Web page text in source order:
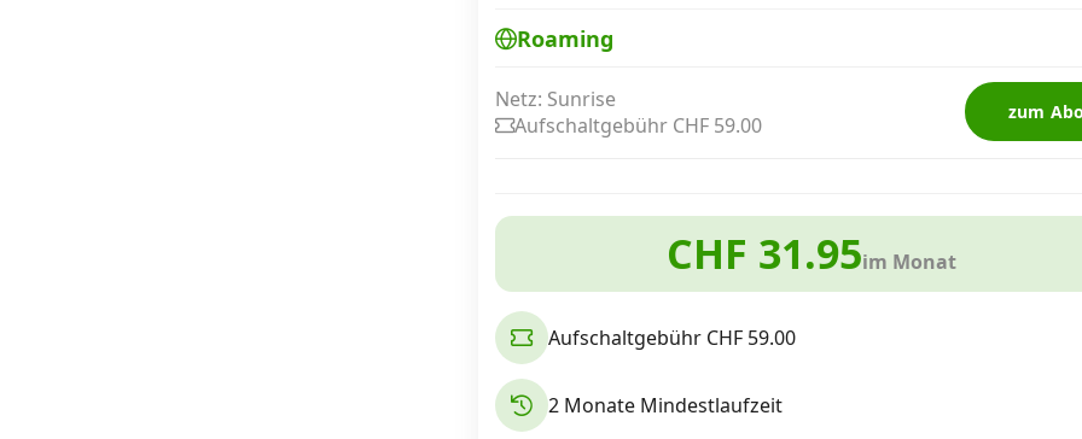
Roaming
Netz: Sunrise
Aufschaltgebühr CHF 59.00
zum Abo
CHF 31.95im Monat
Aufschaltgebühr CHF 59.00
2 Monate Mindestlaufzeit